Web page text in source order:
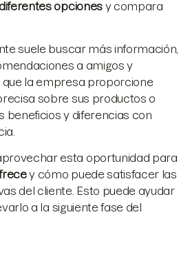
opcionesy compara
suele buscar más información,
a amigos y
la empresa proporcione
sobre sus productos o
beneficios y diferencias con
esta oportunidad para
y cómo puede satisfacer las
del cliente. Esto puede ayudar
a la siguiente fase del